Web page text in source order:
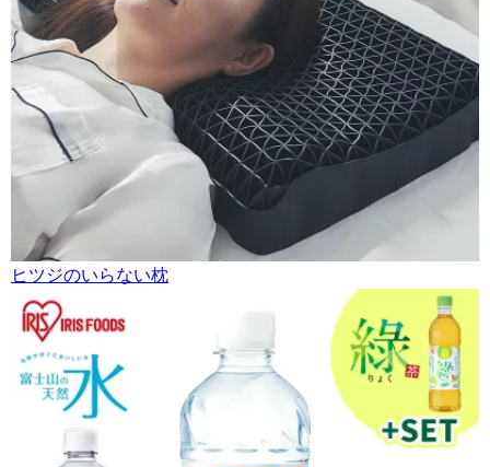
ヒツジのいらない枕